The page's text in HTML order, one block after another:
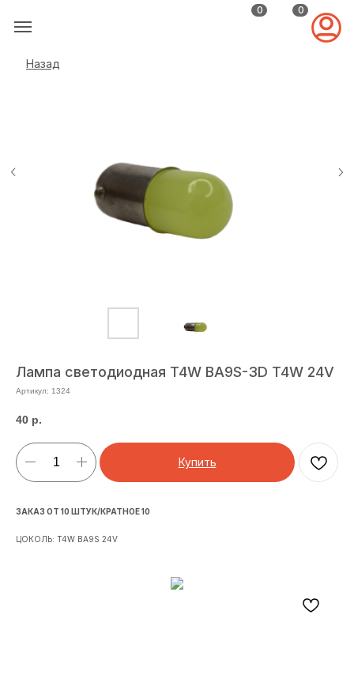
0 0
Назад
Лампа светодиодная T4W BA9S-3D T4W 24V
Артикул: 1324
40 р.
Купить
ЗАКАЗ ОТ 10 ШТУК/КРАТНОЕ 10
ЦОКОЛЬ: T4W BA9S 24V